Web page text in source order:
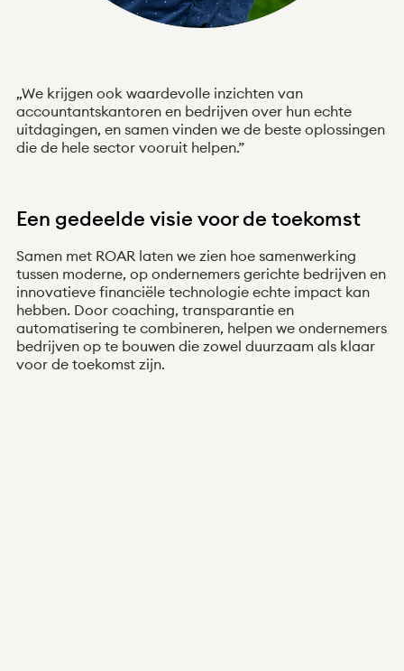
„We krijgen ook waardevolle inzichten van
accountantskantoren en bedrijven over hun echte
uitdagingen, en samen vinden we de beste oplossingen
die de hele sector vooruit helpen.”
Een gedeelde visie voor de toekomst
Samen met ROAR laten we zien hoe samenwerking
tussen moderne, op ondernemers gerichte bedrijven en
innovatieve financiële technologie echte impact kan
hebben. Door coaching, transparantie en
automatisering te combineren, helpen we ondernemers
bedrijven op te bouwen die zowel duurzaam als klaar
voor de toekomst zijn.